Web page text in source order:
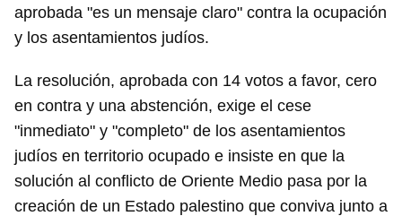
Guardar como favorito
Para poder guardar como favorito, primero has de
iniciar sesión con tu cuenta de 14ymedio.
INICIAR SESIÓN CANCELAR
aprobada "es un mensaje claro" contra la ocupación
y los asentamientos judíos.
La resolución, aprobada con 14 votos a favor, cero
en contra y una abstención, exige el cese
"inmediato" y "completo" de los asentamientos
judíos en territorio ocupado e insiste en que la
solución al conflicto de Oriente Medio pasa por la
creación de un Estado palestino que conviva junto a